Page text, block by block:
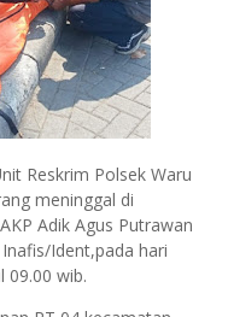
Reskrim Polsek Waru
meninggal di
Adik Agus Putrawan
Ident,pada hari
09.00 wib.